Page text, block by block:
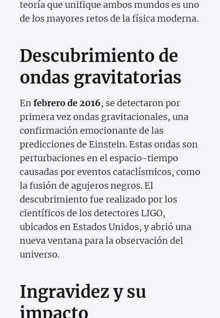
teoría que unifique ambos mundos es uno
de los mayores retos de la física moderna.
Descubrimiento de
ondas gravitatorias
Enfebrero de 2016, se detectaron por
primera vez ondas gravitacionales, una
confirmación emocionante de las
predicciones de Einstein. Estas ondas son
perturbaciones en el espacio-tiempo
causadas por eventos cataclísmicos, como
la fusión de agujeros negros. El
descubrimiento fue realizado por los
científicos de los detectores LIGO,
ubicados en Estados Unidos, y abrió una
nueva ventana para la observación del
universo.
Ingravidez y su
impacto